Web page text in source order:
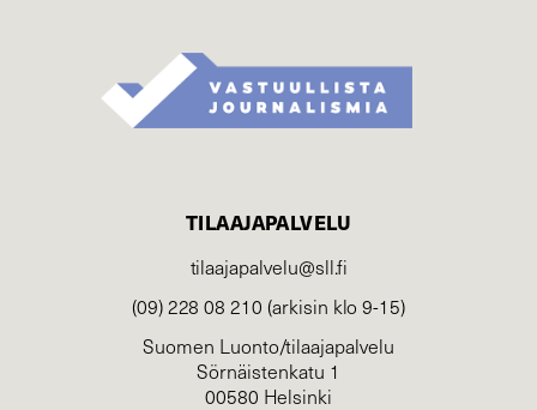
TILAAJAPALVELU
tilaajapalvelu@sll.fi
(09) 228 08 210 (arkisin klo 9-15)
Suomen Luonto/tilaajapalvelu
Sörnäistenkatu 1
00580 Helsinki